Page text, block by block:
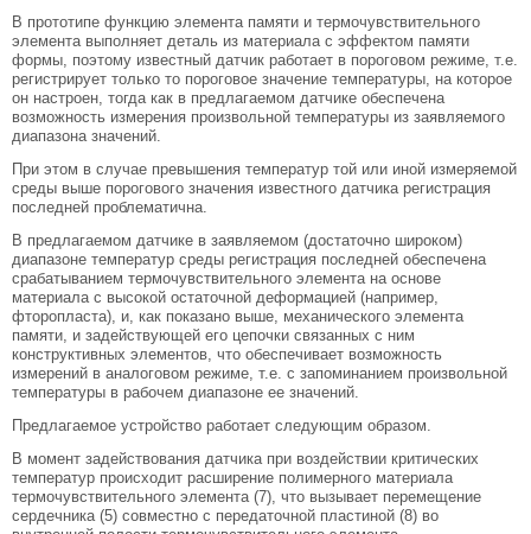
В прототипе функцию элемента памяти и термочувствительного
элемента выполняет деталь из материала с эффектом памяти
формы, поэтому известный датчик работает в пороговом режиме, т.е.
регистрирует только то пороговое значение температуры, на которое
он настроен, тогда как в предлагаемом датчике обеспечена
возможность измерения произвольной температуры из заявляемого
диапазона значений.
При этом в случае превышения температур той или иной измеряемой
среды выше порогового значения известного датчика регистрация
последней проблематична.
В предлагаемом датчике в заявляемом (достаточно широком)
диапазоне температур среды регистрация последней обеспечена
срабатыванием термочувствительного элемента на основе
материала с высокой остаточной деформацией (например,
фторопласта), и, как показано выше, механического элемента
памяти, и задействующей его цепочки связанных с ним
конструктивных элементов, что обеспечивает возможность
измерений в аналоговом режиме, т.е. с запоминанием произвольной
температуры в рабочем диапазоне ее значений.
Предлагаемое устройство работает следующим образом.
В момент задействования датчика при воздействии критических
температур происходит расширение полимерного материала
термочувствительного элемента (7), что вызывает перемещение
сердечника (5) совместно с передаточной пластиной (8) во